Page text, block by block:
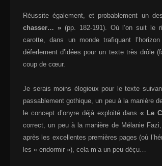
Réussite également, et probablement un
chasser… »(pp. 182-191). Où l’on suit le
carotte, dans un monde trafiquant
déferlement d’idées pour un texte très drôle
coup de cœur.
Je serais moins élogieux pour le texte
passablement gothique, un peu à la manière
le concept d’onyre déjà exploité dans« Le
correct, un peu à la manière de Mélanie
après les excellentes premières pages (où
les « endormir »), cela m’a un peu déçu…